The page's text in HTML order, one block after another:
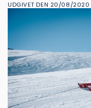
UDGIVET DEN 20/08/2020